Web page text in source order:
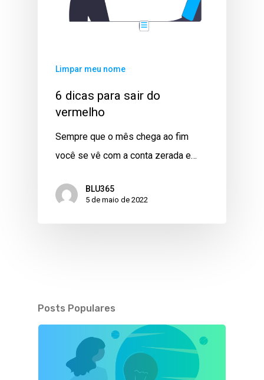
Limpar meu nome
6 dicas para sair do
vermelho
Sempre que o mês chega ao fim
você se vê com a conta zerada e…
BLU365
5 de maio de 2022
Posts Populares